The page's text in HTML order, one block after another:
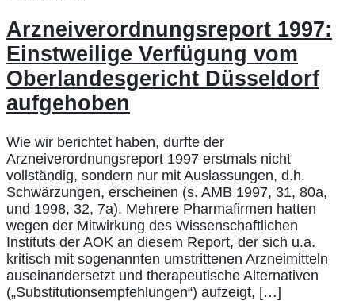
Arzneiverordnungsreport 1997:
Einstweilige Verfügung vom
Oberlandesgericht Düsseldorf
aufgehoben
Wie wir berichtet haben, durfte der
Arzneiverordnungsreport 1997 erstmals nicht
vollständig, sondern nur mit Auslassungen, d.h.
Schwärzungen, erscheinen (s. AMB 1997, 31, 80a,
und 1998, 32, 7a). Mehrere Pharmafirmen hatten
wegen der Mitwirkung des Wissenschaftlichen
Instituts der AOK an diesem Report, der sich u.a.
kritisch mit sogenannten umstrittenen Arzneimitteln
auseinandersetzt und therapeutische Alternativen
(„Substitutionsempfehlungen“) aufzeigt, […]